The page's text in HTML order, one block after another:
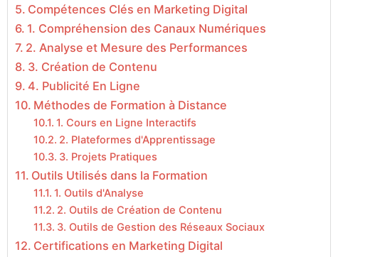
Compétences Clés en Marketing Digital
1. Compréhension des Canaux Numériques
2. Analyse et Mesure des Performances
3. Création de Contenu
4. Publicité En Ligne
Méthodes de Formation à Distance
1. Cours en Ligne Interactifs
2. Plateformes d'Apprentissage
3. Projets Pratiques
Outils Utilisés dans la Formation
1. Outils d'Analyse
2. Outils de Création de Contenu
3. Outils de Gestion des Réseaux Sociaux
Certifications en Marketing Digital